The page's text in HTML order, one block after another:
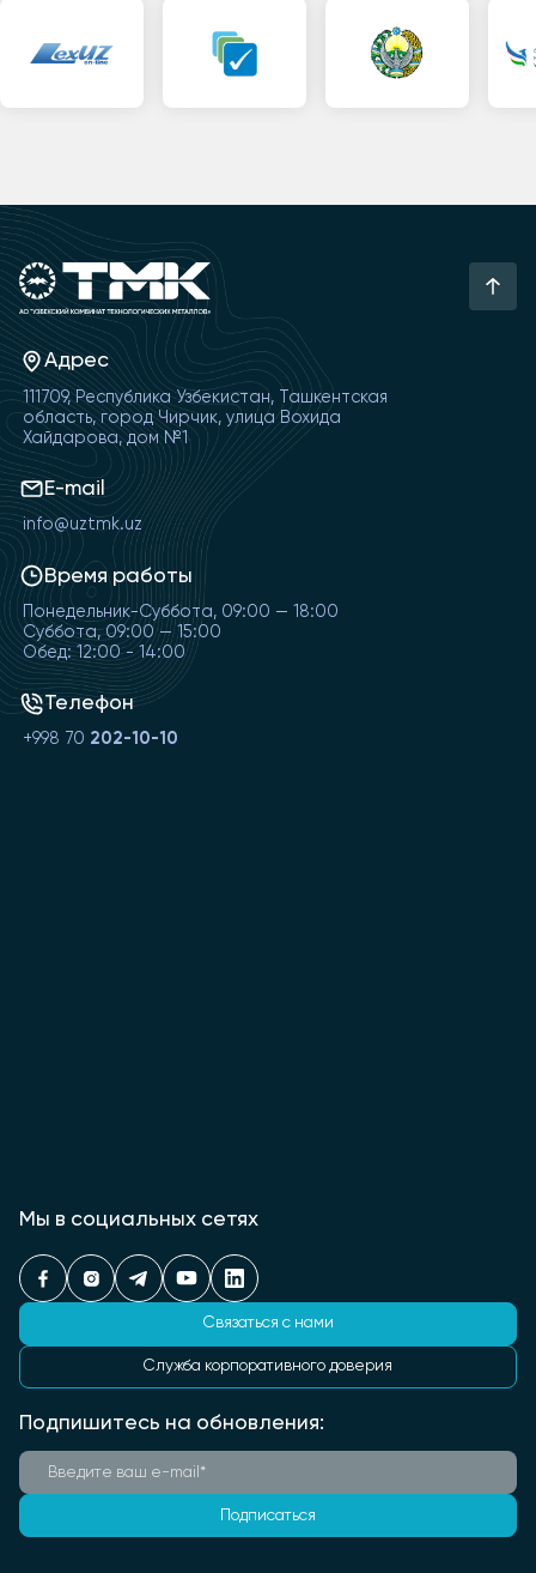
Адрес
111709, Республика Узбекистан, Ташкентская
область, город Чирчик, улица Вохида
Хайдарова, дом №1
E-mail
info@uztmk.uz
Время работы
Понедельник-Суббота, 09:00 — 18:00
Суббота, 09:00 — 15:00
Обед: 12:00 - 14:00
Телефон
+998 70 202-10-10
Мы в социальных сетях
Связаться с нами
Служба корпоративного доверия
Подпишитесь на обновления:
Подписаться